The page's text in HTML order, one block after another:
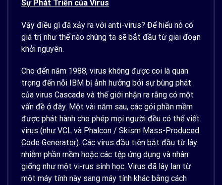
Sự Phát Triển của Virus
Vậy điều gì đã xảy ra với anti-virus? Để hiểu nó có
giá trị như thế nào chúng ta sẽ bắt đầu từ giai đoạn
khởi nguyên.
Cho đến năm 1988, virus không được coi là quan
trọng đến nỗi IBM bị ảnh hưởng bởi sự bùng phát
của virus Cascade và thế giới nhận ra rằng có một
vấn đề ở đây. Một vài năm sau, các gói phần mềm
được phát hành cho phép mọi người đều có thể viết
virus (như VCL và Phalcon / Skism Mass-Produced
Code Generator). Các virus đầu tiên bắt đầu từ lây
nhiễm phần mềm hoặc các tệp ứng dụng và nhân
giống như một vi-rus sinh học. Virus đã lây lan từ
một máy tính này sang máy tính khác bằng cách